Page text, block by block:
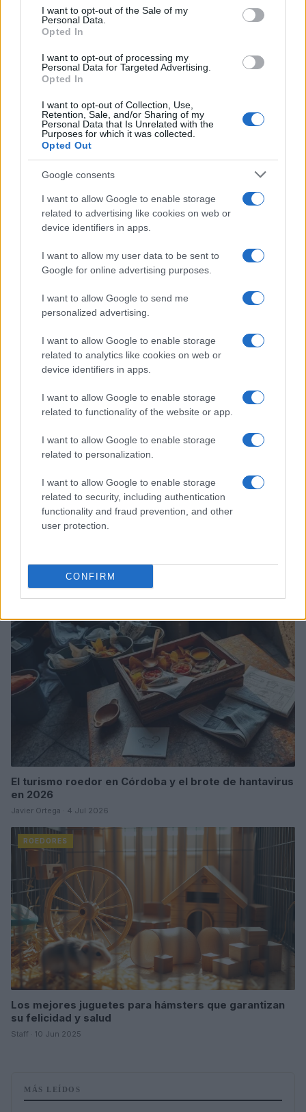
consent section.
I want to opt-out of the Sale of my
Personal Data.
Opted In
I want to opt-out of processing my
Personal Data for Targeted Advertising.
Opted In
I want to opt-out of Collection, Use,
Retention, Sale, and/or Sharing of my
Personal Data that Is Unrelated with the
Purposes for which it was collected.
Opted Out
Google consents
I want to allow Google to enable storage
related to advertising like cookies on web or
device identifiers in apps.
I want to allow my user data to be sent to
Google for online advertising purposes.
I want to allow Google to send me
personalized advertising.
I want to allow Google to enable storage
related to analytics like cookies on web or
device identifiers in apps.
I want to allow Google to enable storage
related to functionality of the website or app.
I want to allow Google to enable storage
related to personalization.
I want to allow Google to enable storage
related to security, including authentication
functionality and fraud prevention, and other
user protection.
CONFIRM
Sigue leyendo
ROEDORES
Nuevos habitantes en el zoo de Santillana: los
ROEDORES
El turismo roedor en Córdoba y el brote de hantavirus
en 2026
Javier Ortega · 4 Jul 2026
ROEDORES
Los mejores juguetes para hámsters que garantizan
su felicidad y salud
Staff · 10 Jun 2025
MÁS LEÍDOS